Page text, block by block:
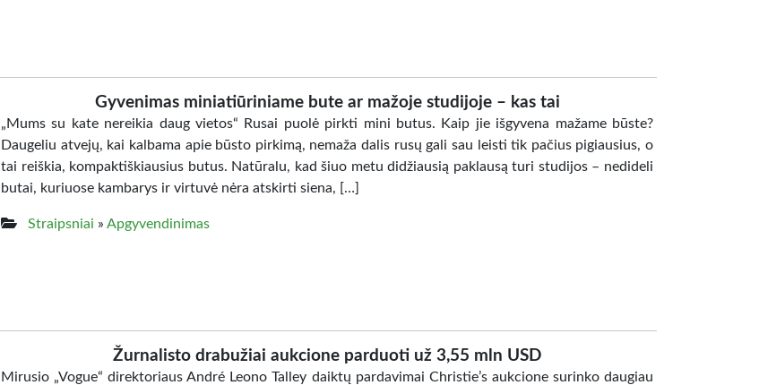
Gyvenimas miniatiūriniame bute ar mažoje studijoje – kas tai
„Mums su kate nereikia daug vietos“ Rusai puolė pirkti mini butus. Kaip jie išgyvena mažame būste?
Daugeliu atvejų, kai kalbama apie būsto pirkimą, nemaža dalis rusų gali sau leisti tik pačius pigiausius, o
tai reiškia, kompaktiškiausius butus. Natūralu, kad šiuo metu didžiausią paklausą turi studijos – nedideli
butai, kuriuose kambarys ir virtuvė nėra atskirti siena, […]
Straipsniai » Apgyvendinimas
Žurnalisto drabužiai aukcione parduoti už 3,55 mln USD
Mirusio „Vogue“ direktoriaus André Leono Talley daiktų pardavimai Christie’s aukcione surinko daugiau